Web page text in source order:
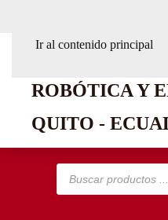
Ir al contenido principal
Búsqueda
productos